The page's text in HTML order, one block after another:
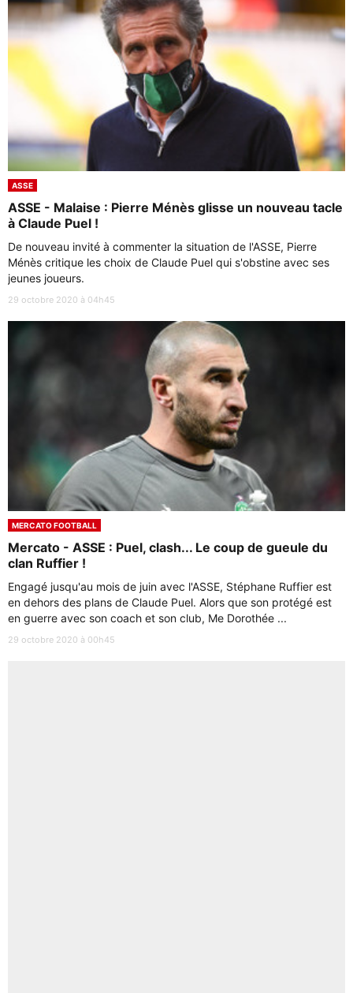
ASSE
ASSE - Malaise : Pierre Ménès glisse un nouveau tacle
à Claude Puel !
De nouveau invité à commenter la situation de l'ASSE, Pierre
Ménès critique les choix de Claude Puel qui s'obstine avec ses
jeunes joueurs.
29 octobre 2020 à 04h45
MERCATO FOOTBALL
Mercato - ASSE : Puel, clash... Le coup de gueule du
clan Ruffier !
Engagé jusqu'au mois de juin avec l'ASSE, Stéphane Ruffier est
en dehors des plans de Claude Puel. Alors que son protégé est
en guerre avec son coach et son club, Me Dorothée ...
29 octobre 2020 à 00h45